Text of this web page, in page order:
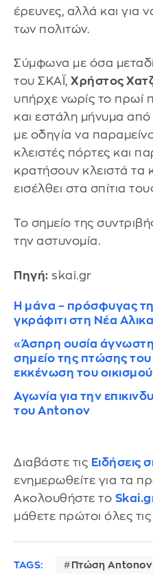
έρευνες, αλλά και για
των πολιτών.
Σύμφωνα με όσα
του ΣΚΑΪ, Χρήστος
υπήρχε νωρίς το πρωί
και εστάλη μήνυμα από
με οδηγία να
κλειστές πόρτες και
κρατήσουν κλειστά τα
εισέλθει στα σπίτια
Το σημείο της
την αστυνομία.
Πηγή: skai.gr
Η μάνα – πρόσφυγας
γκράφιτι στη Νέα
«Άσπρη ουσία
σημείο της πτώσης
εκκένωση του οικισμού
Αγωνία για την
του Antonov
Διαβάστε τις Ειδήσεις
ενημερωθείτε για τα
Ακολουθήστε το
μάθετε πρώτοι όλες τις
TAGS: Πτώση Antonov